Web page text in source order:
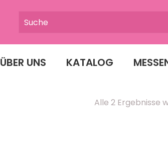
ÜBER UNS KATALOG
Alle 2 Ergebnisse